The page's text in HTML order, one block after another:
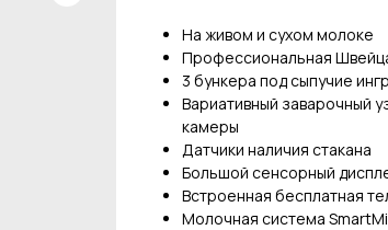
На живом и сухом молоке
Профессиональная
3 бункера под сыпучие
Вариативный заварочный
камеры
Датчики наличия стакана
Большой сенсорный
Встроенная бесплатная
Молочная система